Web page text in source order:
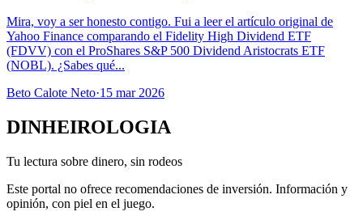
Mira, voy a ser honesto contigo. Fui a leer el artículo original de
Yahoo Finance comparando el Fidelity High Dividend ETF
(FDVV) con el ProShares S&P 500 Dividend Aristocrats ETF
(NOBL). ¿Sabes qué...
Beto Calote Neto·15 mar 2026
DINHEIROLOGIA
Tu lectura sobre dinero, sin rodeos
Este portal no ofrece recomendaciones de inversión. Información y
opinión, con piel en el juego.